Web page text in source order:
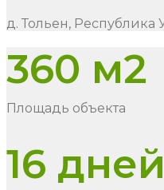
д. Тольен, Республика
360 м2
Площадь объекта
16 дней